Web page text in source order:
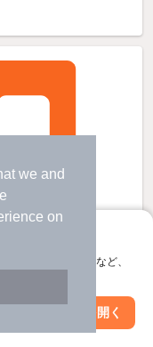
we and
on
屋探し
やお気に入り保存など、
アプリを開く
絞り込み条件を変更